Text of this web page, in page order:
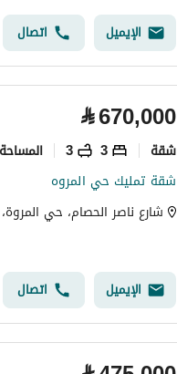
الإيميل اتصال
⃁670,000
شقة 3
3 المساحة
شقة تمليك حي المروه
شارع ناصر الحصام، حي
الإيميل اتصال